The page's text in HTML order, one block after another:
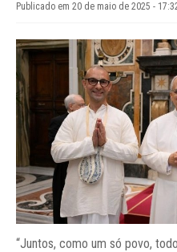
Publicado em 20 de maio de 2025 -
“Juntos, como um só povo,